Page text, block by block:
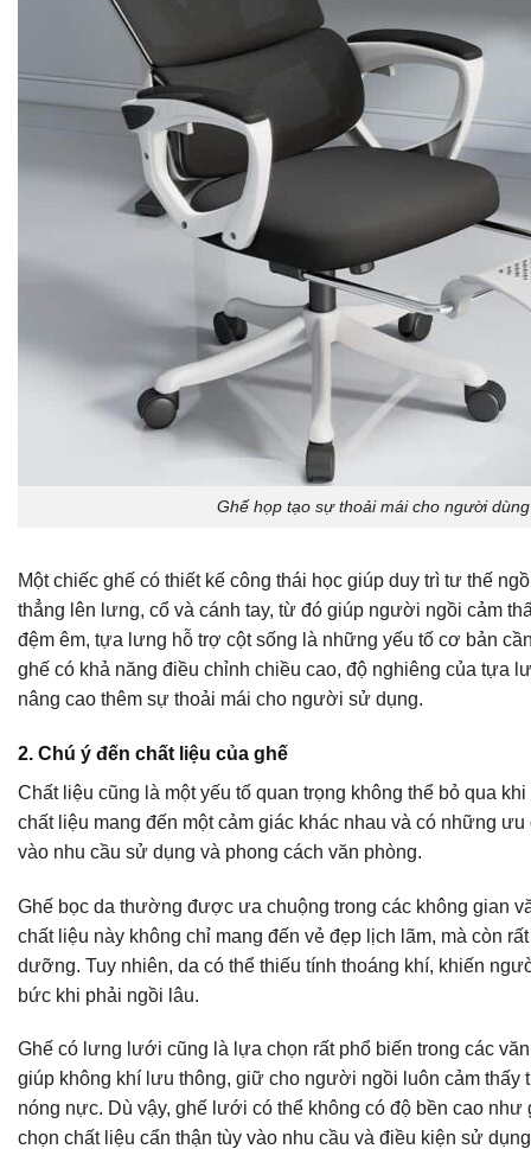
Ghế họp tạo sự thoải mái cho người dùng
Một chiếc ghế có thiết kế công thái học giúp duy trì tư thế
thẳng lên lưng, cổ và cánh tay, từ đó giúp người ngồi cảm
đệm êm, tựa lưng hỗ trợ cột sống là những yếu tố cơ bản
ghế có khả năng điều chỉnh chiều cao, độ nghiêng của tựa
nâng cao thêm sự thoải mái cho người sử dụng.
2. Chú ý đến chất liệu của ghế
Chất liệu cũng là một yếu tố quan trọng không thể bỏ qua
chất liệu mang đến một cảm giác khác nhau và có những ưu
vào nhu cầu sử dụng và phong cách văn phòng.
Ghế bọc da thường được ưa chuộng trong các không gian
chất liệu này không chỉ mang đến vẻ đẹp lịch lãm, mà còn
dưỡng. Tuy nhiên, da có thể thiếu tính thoáng khí, khiến
bức khi phải ngồi lâu.
Ghế có lưng lưới cũng là lựa chọn rất phổ biến trong các
giúp không khí lưu thông, giữ cho người ngồi luôn cảm thấy
nóng nực. Dù vậy, ghế lưới có thể không có độ bền cao như
chọn chất liệu cẩn thận tùy vào nhu cầu và điều kiện sử